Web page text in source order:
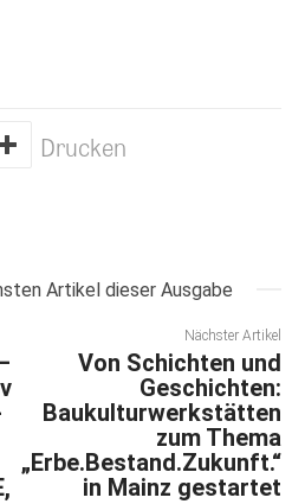
Drucken
Artikel dieser Ausgabe
Nächster Artikel
Von Schichten und
Geschichten:
Baukulturwerkstätten
zum Thema
„Erbe.Bestand.Zukunft.“
in Mainz gestartet